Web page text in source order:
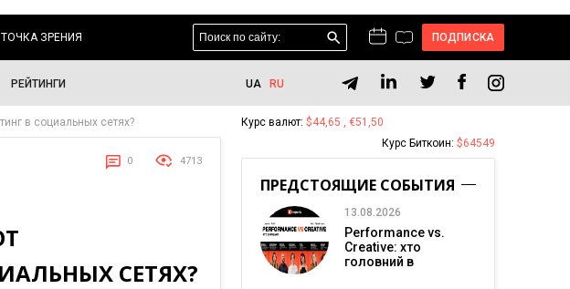
ТОЧКА ЗРЕНИЯ ПОДПИСКА
РЕЙТИНГИ UA RU
в социальных сетях?
0 4713
СЕТЯХ?
Курс валют: $44,65 , €51,50
Курс Биткоин: $64549
ПРЕДСТОЯЩИЕ СОБЫТИЯ
13.08.2026
Performance vs.
Creative: хто
головний в